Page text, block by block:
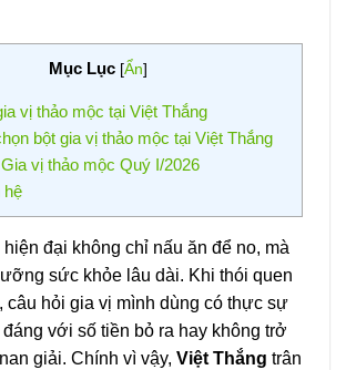
Mục Lục [Ẩn]
vị thảo mộc tại Việt Thắng
bột gia vị thảo mộc tại Việt Thắng
vị thảo mộc Quý I/2026
hệ
đại không chỉ nấu ăn để no, mà
sức khỏe lâu dài. Khi thói quen
câu hỏi gia vị mình dùng có thực sự
với số tiền bỏ ra hay không trở
giải. Chính vì vậy, Việt Thắng trân